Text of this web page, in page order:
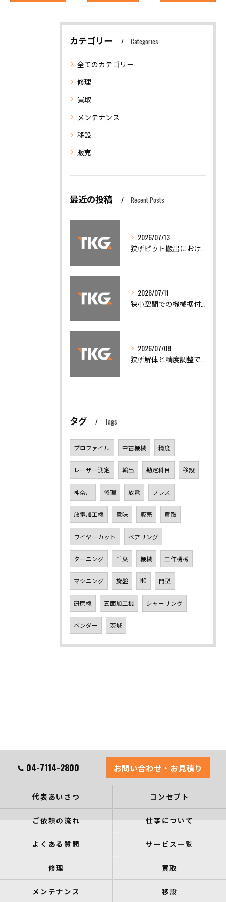
カテゴリー Categories
全てのカテゴリー
修理
買取
メンテナンス
移設
販売
最近の投稿 Recent Posts
2026/07/13
2026/07/11
2026/07/08
タグ Tags
プロファイル 中古機械 精度
レーザー測定 輸出 勘定科目 移設
神奈川 修理 放電 プレス
放電加工機 意味 販売 買取
ワイヤーカット ベアリング
ターニング 千葉 機械 工作機械
マシニング 旋盤 NC 門型
研磨機 五面加工機 シャーリング
ベンダー 茨城
04-7114-2800 お問い合わせ・お見積り
代表あいさつ コンセプト
ご依頼の流れ 仕事について
よくある質問 サービス一覧
修理 買取
メンテナンス 移設